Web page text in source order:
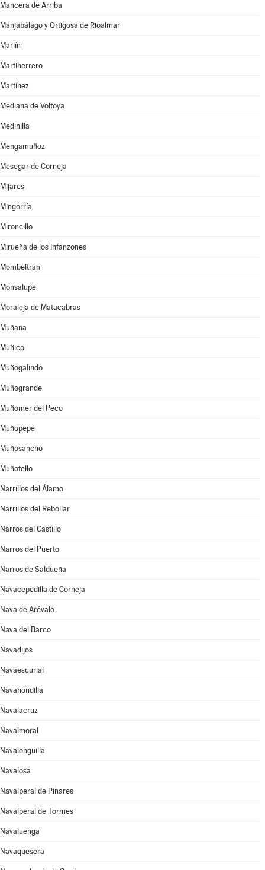
Mancera de Arriba
Manjabálago y Ortigosa de Rioalmar
Marlín
Martiherrero
Martínez
Mediana de Voltoya
Medinilla
Mengamuñoz
Mesegar de Corneja
Mijares
Mingorría
Mironcillo
Mirueña de los Infanzones
Mombeltrán
Monsalupe
Moraleja de Matacabras
Muñana
Muñico
Muñogalindo
Muñogrande
Muñomer del Peco
Muñopepe
Muñosancho
Muñotello
Narrillos del Álamo
Narrillos del Rebollar
Narros del Castillo
Narros del Puerto
Narros de Saldueña
Navacepedilla de Corneja
Nava de Arévalo
Nava del Barco
Navadijos
Navaescurial
Navahondilla
Navalacruz
Navalmoral
Navalonguilla
Navalosa
Navalperal de Pinares
Navalperal de Tormes
Navaluenga
Navaquesera